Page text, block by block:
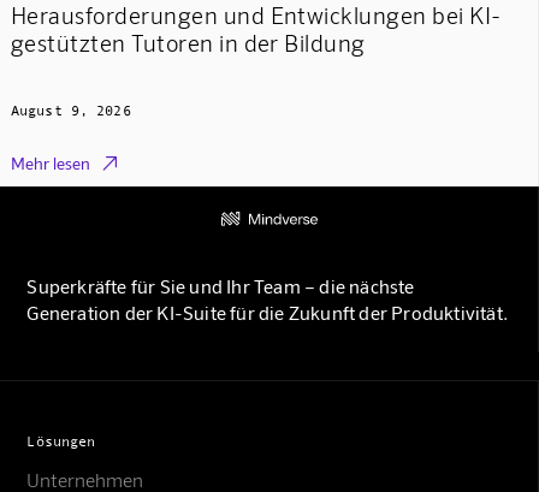
Herausforderungen und Entwicklungen bei KI-
gestützten Tutoren in der Bildung
August 9, 2026
Mehr lesen 
Superkräfte für Sie und Ihr Team – die nächste
Generation der KI-Suite für die Zukunft der Produktivität.
Lösungen
Unternehmen